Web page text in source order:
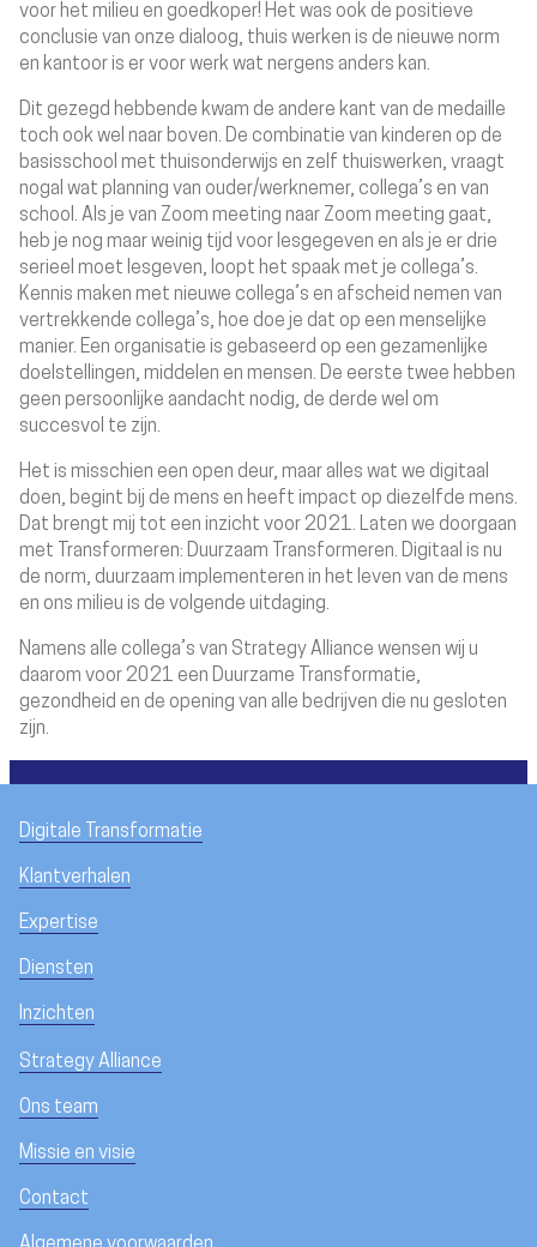
voor het milieu en goedkoper! Het was ook de positieve
conclusie van onze dialoog, thuis werken is de nieuwe norm
en kantoor is er voor werk wat nergens anders kan.
Dit gezegd hebbende kwam de andere kant van de medaille
toch ook wel naar boven. De combinatie van kinderen op de
basisschool met thuisonderwijs en zelf thuiswerken, vraagt
nogal wat planning van ouder/werknemer, collega’s en van
school. Als je van Zoom meeting naar Zoom meeting gaat,
heb je nog maar weinig tijd voor lesgegeven en als je er drie
serieel moet lesgeven, loopt het spaak met je collega’s.
Kennis maken met nieuwe collega’s en afscheid nemen van
vertrekkende collega’s, hoe doe je dat op een menselijke
manier. Een organisatie is gebaseerd op een gezamenlijke
doelstellingen, middelen en mensen. De eerste twee hebben
geen persoonlijke aandacht nodig, de derde wel om
succesvol te zijn.
Het is misschien een open deur, maar alles wat we digitaal
doen, begint bij de mens en heeft impact op diezelfde mens.
Dat brengt mij tot een inzicht voor 2021. Laten we doorgaan
met Transformeren: Duurzaam Transformeren. Digitaal is nu
de norm, duurzaam implementeren in het leven van de mens
en ons milieu is de volgende uitdaging.
Namens alle collega’s van Strategy Alliance wensen wij u
daarom voor 2021 een Duurzame Transformatie,
gezondheid en de opening van alle bedrijven die nu gesloten
zijn.
Digitale Transformatie
Klantverhalen
Expertise
Diensten
Inzichten
Strategy Alliance
Ons team
Missie en visie
Contact